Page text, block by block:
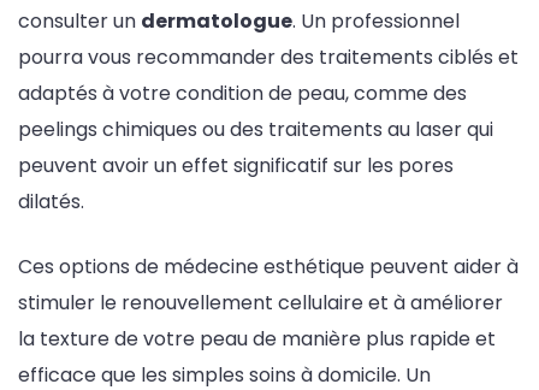
consulter un dermatologue. Un professionnel
pourra vous recommander des traitements ciblés et
adaptés à votre condition de peau, comme des
peelings chimiques ou des traitements au laser qui
peuvent avoir un effet significatif sur les pores
dilatés.
Ces options de médecine esthétique peuvent aider à
stimuler le renouvellement cellulaire et à améliorer
la texture de votre peau de manière plus rapide et
efficace que les simples soins à domicile. Un